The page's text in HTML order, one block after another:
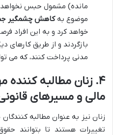
مانده) مشمول حبس نخواهد
موضوع بهکاهش چشمگیر
خواهد کرد و به این افراد
بازگردند و از طریق کارهای
مدنی پرداخت کنند، که می
۴. زنان مطالبه
مالی و مسیرهای
زنان نیز به عنوان مطالبه
تغییرات هستند تا بتوانند